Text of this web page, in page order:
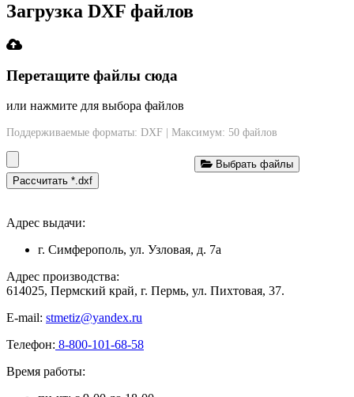
Загрузка DXF файлов
Перетащите файлы сюда
или нажмите для выбора файлов
Поддерживаемые форматы: DXF | Максимум: 50 файлов
Выбрать файлы
Рассчитать *.dxf
Адрес выдачи:
г. Симферополь, ул. Узловая, д. 7а
Адрес производства:
614025, Пермский край, г. Пермь, ул. Пихтовая, 37.
E-mail: stmetiz@yandex.ru
Телефон: 8-800-101-68-58
Время работы: